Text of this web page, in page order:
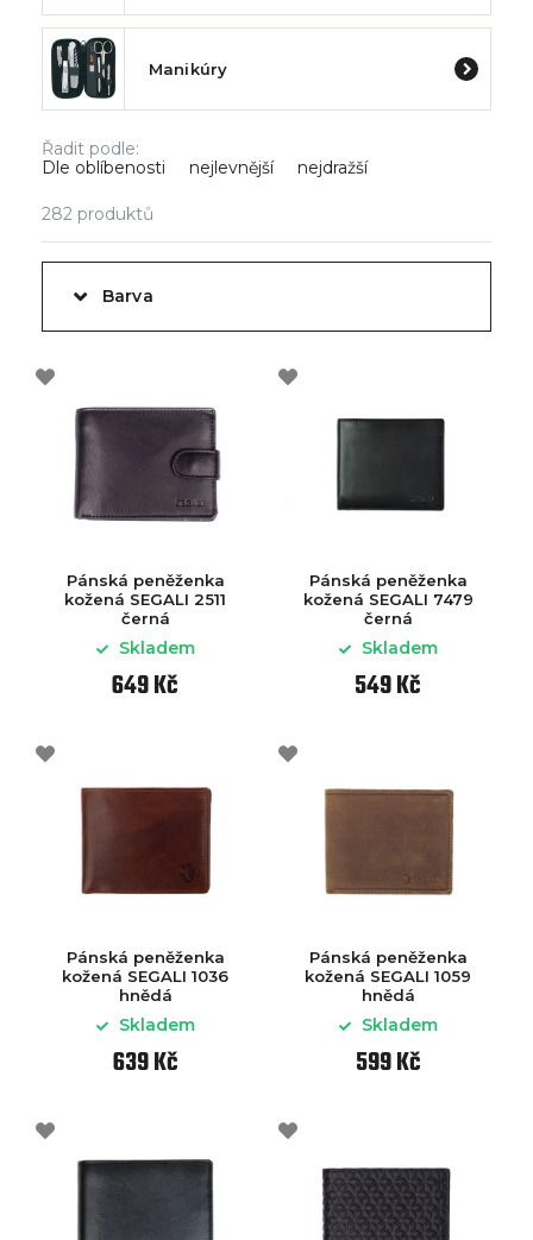
Manikúry
Řadit podle:
Dle oblíbenosti
nejlevnější nejdražší
282 produktů
Barva
Pánská peněženka
kožená SEGALI 2511
černá
Skladem
649 Kč
Pánská peněženka
kožená SEGALI 7479
černá
Skladem
549 Kč
Pánská peněženka
kožená SEGALI 1036
hnědá
Skladem
639 Kč
Pánská peněženka
kožená SEGALI 1059
hnědá
Skladem
599 Kč